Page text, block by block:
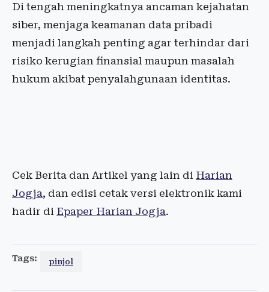
Di tengah meningkatnya ancaman kejahatan
siber, menjaga keamanan data pribadi
menjadi langkah penting agar terhindar dari
risiko kerugian finansial maupun masalah
hukum akibat penyalahgunaan identitas.
Cek Berita dan Artikel yang lain di Harian
Jogja, dan edisi cetak versi elektronik kami
hadir di Epaper Harian Jogja.
Tags: pinjol